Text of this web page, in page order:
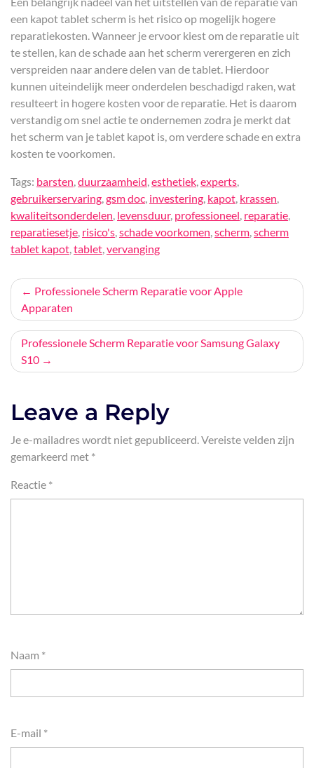
een kapot tablet scherm is het risico op mogelijk hogere
reparatiekosten. Wanneer je ervoor kiest om de reparatie uit
te stellen, kan de schade aan het scherm verergeren en zich
verspreiden naar andere delen van de tablet. Hierdoor
kunnen uiteindelijk meer onderdelen beschadigd raken, wat
resulteert in hogere kosten voor de reparatie. Het is daarom
verstandig om snel actie te ondernemen zodra je merkt dat
het scherm van je tablet kapot is, om verdere schade en extra
kosten te voorkomen.
Tags: barsten,duurzaamheid,esthetiek,experts,
gebruikerservaring,gsm doc, investering, kapot, krassen,
kwaliteitsonderdelen, levensduur, professioneel, reparatie,
reparatiesetje, risico's,schade voorkomen,scherm,scherm
tablet kapot,tablet,vervanging
Bericht
navigatie
Professionele Scherm Reparatie voor Apple
Apparaten
Professionele Scherm Reparatie voor Samsung Galaxy
S10
Leave a Reply
Je e-mailadres wordt niet gepubliceerd.Vereiste velden zijn
gemarkeerd met *
Reactie *
Naam *
E-mail *